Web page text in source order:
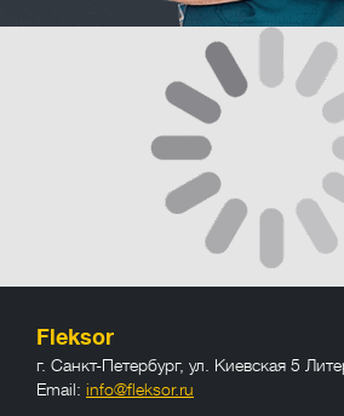
Fleksor
г. Санкт-Петербург, ул. Киевская 5
Email: info@fleksor.ru
info@fleksor.ru